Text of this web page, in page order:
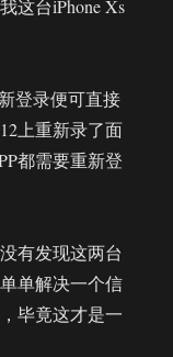
这台iPhone Xs
登录便可直接
上重新录了面
都需要重新登
有发现这两台
单解决一个信
毕竟这才是一